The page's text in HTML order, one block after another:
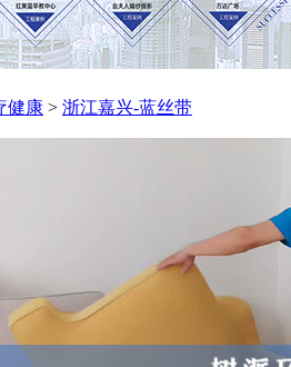
健康 > 浙江嘉兴-蓝丝带